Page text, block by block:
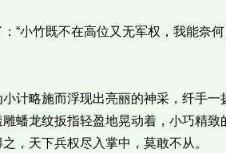
小竹既不在高位又无军权，我能奈
略施而浮现出亮丽的神采，纤手一
蟠龙纹扳指轻盈地晃动着，小巧精
，天下兵权尽入掌中，莫敢不从。